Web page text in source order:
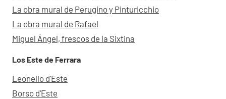
La obra mural de Perugino y Pinturicchio
La obra mural de Rafael
Miguel Ángel, frescos de la Sixtina
Los Este de Ferrara
Leonello d'Este
Borso d'Este